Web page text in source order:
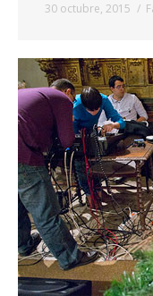
30 octubre, 2015